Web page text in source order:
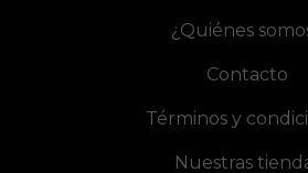
¿Quiénes
Contacto
Términos y
Nuestras